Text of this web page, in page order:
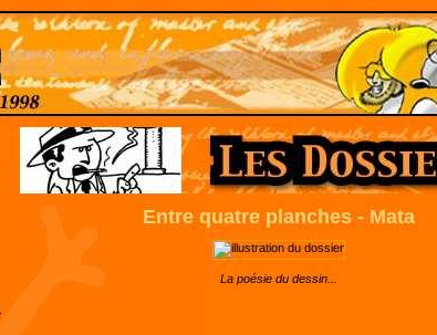
Entre quatre planches - Mata
La poésie du dessin...